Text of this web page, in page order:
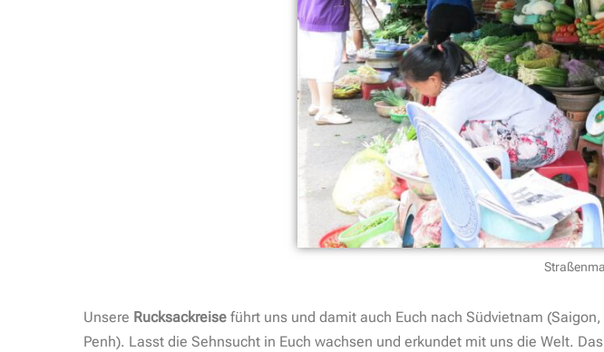
Unsere Rucksackreise führt uns und damit auch Euch nach Südvietnam
Penh). Lasst die Sehnsucht in Euch wachsen und erkundet mit uns die Welt.